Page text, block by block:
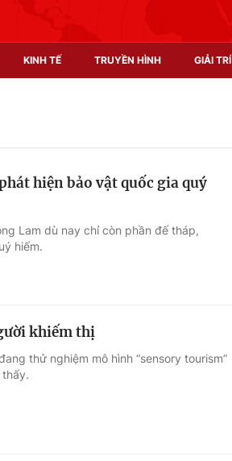
KINH TẾ TRUYỀN HÌNH GIẢI TRÍ
Hậu trường
hiện bảo vật quốc gia quý
Lam dù nay chỉ còn phần đế tháp,
hiếm.
khiếm thị
thử nghiệm mô hình “sensory tourism”